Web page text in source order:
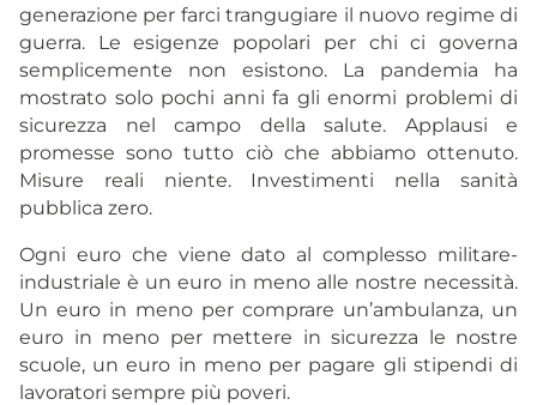
generazione per farci trangugiare il nuovo regime di
guerra. Le esigenze popolari per chi ci governa
semplicemente non esistono. La pandemia ha
mostrato solo pochi anni fa gli enormi problemi di
sicurezza nel campo della salute. Applausi e
promesse sono tutto ciò che abbiamo ottenuto.
Misure reali niente. Investimenti nella sanità
pubblica zero.
Ogni euro che viene dato al complesso militare-
industriale è un euro in meno alle nostre necessità.
Un euro in meno per comprare un’ambulanza, un
euro in meno per mettere in sicurezza le nostre
scuole, un euro in meno per pagare gli stipendi di
lavoratori sempre più poveri.